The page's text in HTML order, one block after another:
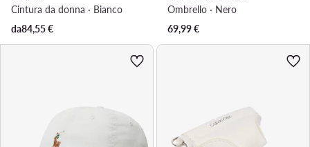
Cintura da donna · Bianco
da84,55€
Ombrello · Nero
69,99€